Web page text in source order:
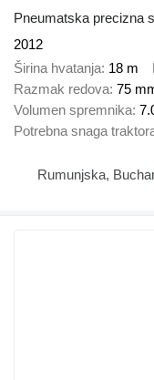
Pneumatska precizna
2012
Širina hvatanja 18 m
Razmak redova 75
Volumen spremnika
Potrebna snaga
Rumunjska,